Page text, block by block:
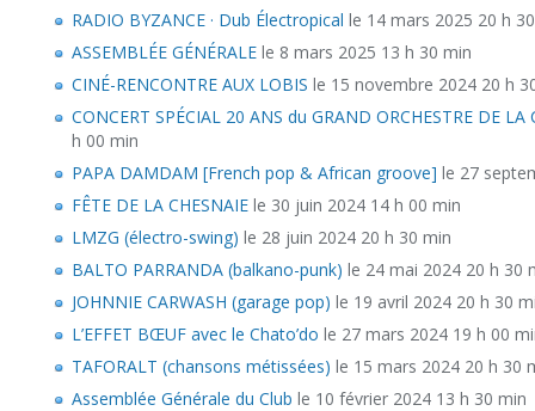
RADIO BYZANCE · Dub Électropical le 14 mars 2025 20 h
ASSEMBLÉE GÉNÉRALE le 8 mars 2025 13 h 30 min
CINÉ-RENCONTRE AUX LOBIS le 15 novembre 2024 20 h
CONCERT SPÉCIAL 20 ANS du GRAND ORCHESTRE DE LA
h 00 min
PAPA DAMDAM [French pop & African groove] le 27
FÊTE DE LA CHESNAIE le 30 juin 2024 14 h 00 min
LMZG (électro-swing) le 28 juin 2024 20 h 30 min
BALTO PARRANDA (balkano-punk) le 24 mai 2024 20 h 30
JOHNNIE CARWASH (garage pop) le 19 avril 2024 20 h 30
L’EFFET BŒUF avec le Chato’do le 27 mars 2024 19 h 00
TAFORALT (chansons métissées) le 15 mars 2024 20 h 30
Assemblée Générale du Club le 10 février 2024 13 h 30 min